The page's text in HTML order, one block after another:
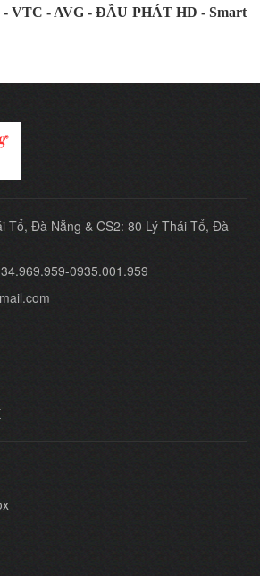
VTC - AVG - ĐẦU PHÁT HD - Smart
Tổ, Đà Nẵng & CS2: 80 Lý Thái Tổ, Đà
0935.001.959